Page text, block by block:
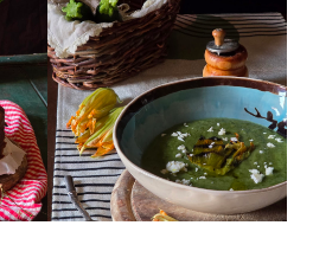
CREMA ESTIVA DI
ZUCCHINE CON FIORI E
FETA